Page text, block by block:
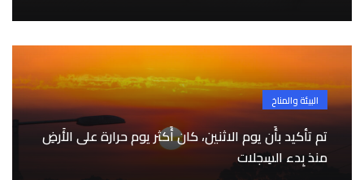
البيئة والمناخ
تم تأكيد بأَن يوم الاثنين، كان أَكثر يوم حرارة على الأَرضِ
منذ بِدء السِجلات